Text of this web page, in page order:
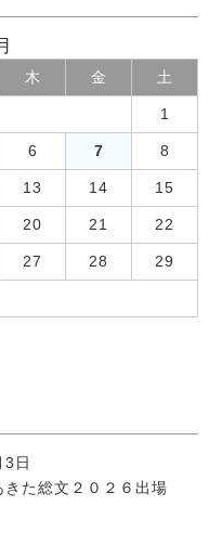
木 金 土
1
6 7 8
13 14 15
20 21 22
27 28 29
日
た総文２０２６出場